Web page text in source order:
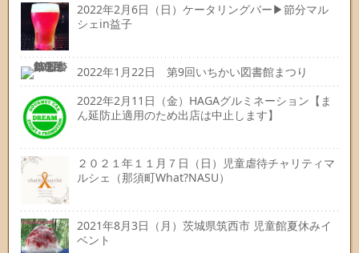
2022年2月6日（日）ケータリングバー▶節分マル
シェin益子
2022年1月22日 第9回いちかい図書館まつり
2022年2月11日（金）HAGAグルミネーション【ま
ん延防止適用のため出店は中止します】
２０２１年１１月７日（日）児童虐待チャリティマ
ルシェ（那須町What?NASU）
2021年8月3日（月）茨城県筑西市 児童館夏休みイ
ベント